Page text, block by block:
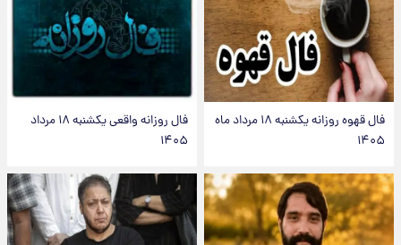
فال قهوه روزانه یکشنبه ۱۸ مرداد ماه
۱۴۰۵
فال روزانه واقعی یکشنبه ۱۸ مرداد
۱۴۰۵